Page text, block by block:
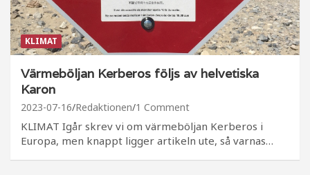
KLIMAT
Värmeböljan Kerberos följs av helvetiska
Karon
2023-07-16 Redaktionen 1 Comment
KLIMAT Igår skrev vi om värmeböljan Kerberos i
Europa, men knappt ligger artikeln ute, så varnas…